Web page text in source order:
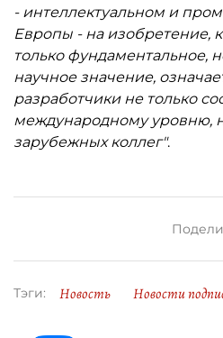
- интеллектуальном и
Европы - на изобретение,
только фундаментальное,
научное значение,
разработчики не только
международному уровню,
зарубежных коллег".
Тэги: Новость Новости